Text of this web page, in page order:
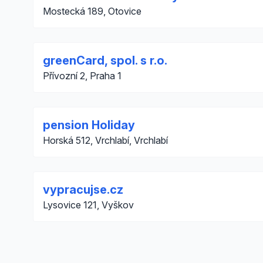
Mostecká 189, Otovice
greenCard, spol. s r.o.
Přívozní 2, Praha 1
pension Holiday
Horská 512, Vrchlabí, Vrchlabí
vypracujse.cz
Lysovice 121, Vyškov